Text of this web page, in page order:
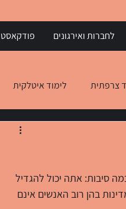
לחברות ואירגונים פודקאסט
צרפתית לימוד איטלקית
סיבות: אתה יכול להגדיל
בהן רוב האנשים אינם